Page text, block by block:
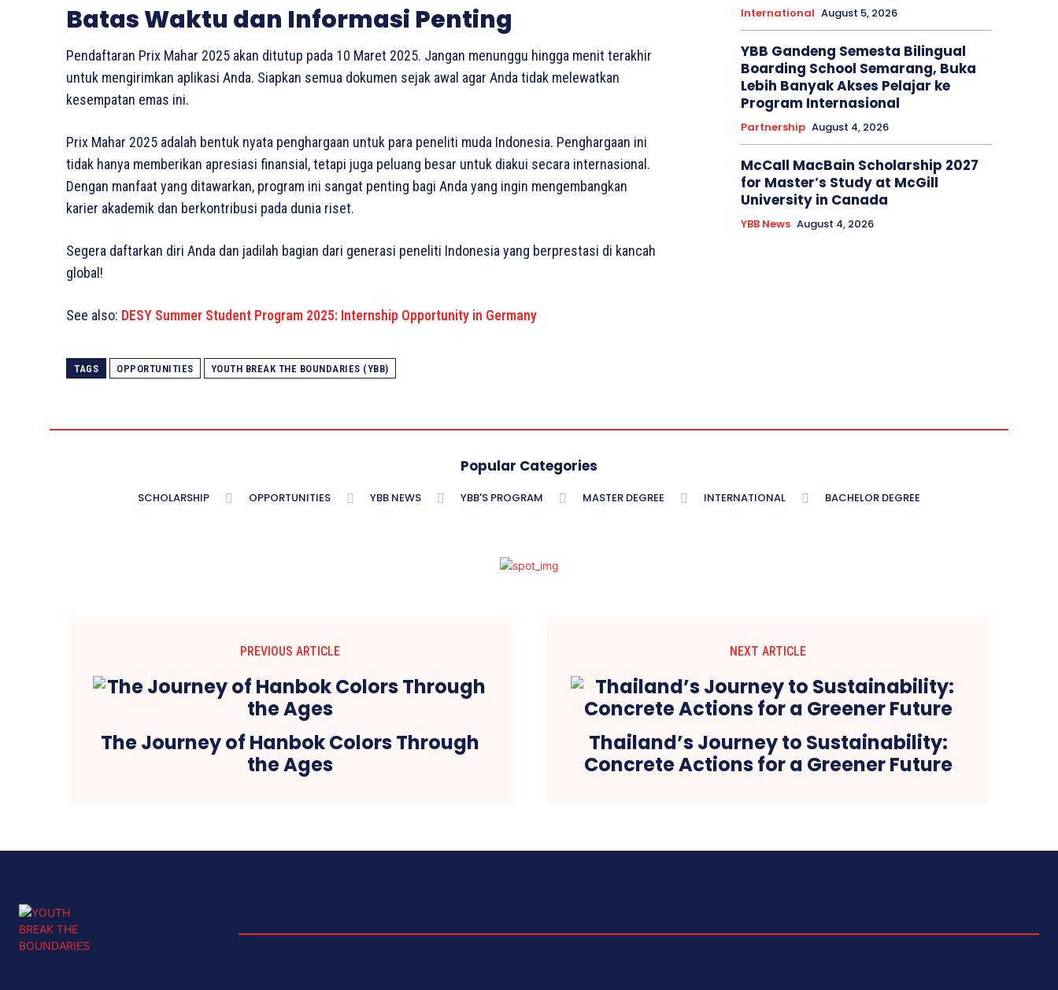
Batas Waktu dan Informasi Penting
Pendaftaran Prix Mahar 2025 akan ditutup pada 10 Maret 2025. Jangan menunggu hingga menit terakhir
untuk mengirimkan aplikasi Anda. Siapkan semua dokumen sejak awal agar Anda tidak melewatkan
kesempatan emas ini.
Prix Mahar 2025 adalah bentuk nyata penghargaan untuk para peneliti muda Indonesia. Penghargaan ini
tidak hanya memberikan apresiasi finansial, tetapi juga peluang besar untuk diakui secara internasional.
Dengan manfaat yang ditawarkan, program ini sangat penting bagi Anda yang ingin mengembangkan
karier akademik dan berkontribusi pada dunia riset.
Segera daftarkan diri Anda dan jadilah bagian dari generasi peneliti Indonesia yang berprestasi di kancah
global!
See also: DESY Summer Student Program 2025: Internship Opportunity in Germany
TAGS OPPORTUNITIES YOUTH BREAK THE BOUNDARIES (YBB)
International August 5, 2026
YBB Gandeng Semesta Bilingual
Boarding School Semarang, Buka
Lebih Banyak Akses Pelajar ke
Program Internasional
Partnership August 4, 2026
McCall MacBain Scholarship 2027
for Master’s Study at McGill
University in Canada
YBB News August 4, 2026
Popular Categories
SCHOLARSHIP OPPORTUNITIES YBB NEWS YBB'S PROGRAM MASTER DEGREE INTERNATIONAL BACHELOR DEGREE
PREVIOUS ARTICLE
The Journey of Hanbok Colors Through
the Ages
NEXT ARTICLE
Thailand’s Journey to Sustainability:
Concrete Actions for a Greener Future